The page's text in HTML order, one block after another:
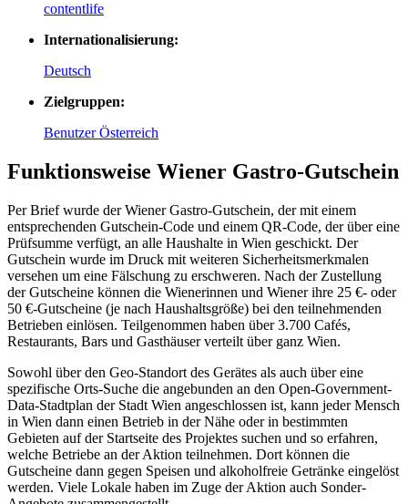
contentlife
Internationalisierung:
Deutsch
Zielgruppen:
Benutzer Österreich
Funktionsweise Wiener Gastro-Gutschein
Per Brief wurde der Wiener Gastro-Gutschein, der mit einem
entsprechenden Gutschein-Code und einem QR-Code, der über eine
Prüfsumme verfügt, an alle Haushalte in Wien geschickt. Der
Gutschein wurde im Druck mit weiteren Sicherheitsmerkmalen
versehen um eine Fälschung zu erschweren. Nach der Zustellung
der Gutscheine können die Wienerinnen und Wiener ihre 25 €- oder
50 €-Gutscheine (je nach Haushaltsgröße) bei den teilnehmenden
Betrieben einlösen. Teilgenommen haben über 3.700 Cafés,
Restaurants, Bars und Gasthäuser verteilt über ganz Wien.
Sowohl über den Geo-Standort des Gerätes als auch über eine
spezifische Orts-Suche die angebunden an den Open-Government-
Data-Stadtplan der Stadt Wien angeschlossen ist, kann jeder Mensch
in Wien dann einen Betrieb in der Nähe oder in bestimmten
Gebieten auf der Startseite des Projektes suchen und so erfahren,
welche Betriebe an der Aktion teilnehmen. Dort können die
Gutscheine dann gegen Speisen und alkoholfreie Getränke eingelöst
werden. Viele Lokale haben im Zuge der Aktion auch Sonder-